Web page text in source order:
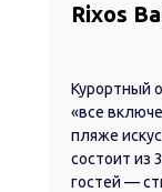
Курортный
«все
пляже
состоит из
гостей —
Rixos